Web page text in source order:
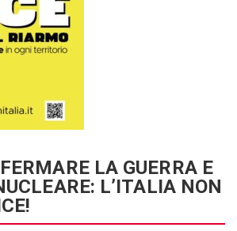
LA GUERRA E
L’ITALIA NON